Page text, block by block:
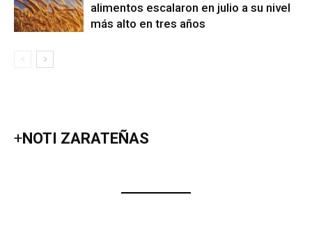
alimentos escalaron en julio a su nivel
más alto en tres años
+NOTI ZARATEÑAS